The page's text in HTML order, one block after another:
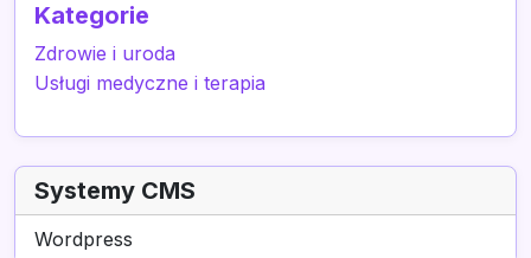
Kategorie
Zdrowie i uroda
Usługi medyczne i terapia
Systemy CMS
Wordpress